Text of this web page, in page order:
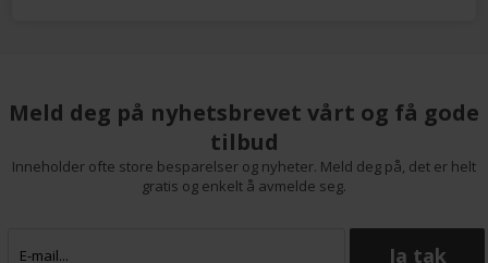
Meld deg på nyhetsbrevet vårt og få gode
tilbud
Inneholder ofte store besparelser og nyheter. Meld deg på, det er helt
gratis og enkelt å avmelde seg.